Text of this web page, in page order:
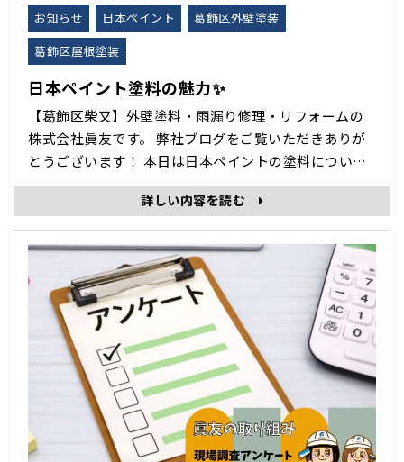
お知らせ 日本ペイント
葛飾区外壁塗装
葛飾区屋根塗装
日本ペイント塗料の魅力✨
【葛飾区柴又】外壁塗料・雨漏り修理・リフォームの
株式会社眞友です。 弊社ブログをご覧いただきありが
とうございます！ 本日は日本ペイントの塗料について
紹介します。 日本ペイントさんは、建築用塗料の国内
トップブランド！ 住宅塗装・屋根塗装・工業用塗料・
自動車用塗料など幅広い分野で日本を代表する塗料メ
ーカー！ 外壁塗装の劣化原因「ラジカル･･･
詳しい内容を読む